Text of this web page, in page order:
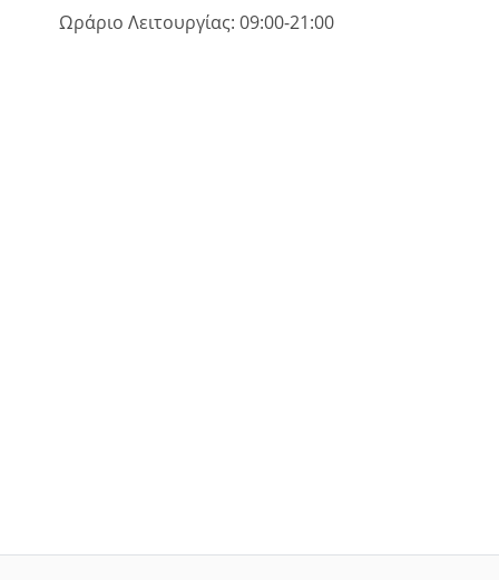
Ωράριο Λειτουργίας: 09:00-21:00